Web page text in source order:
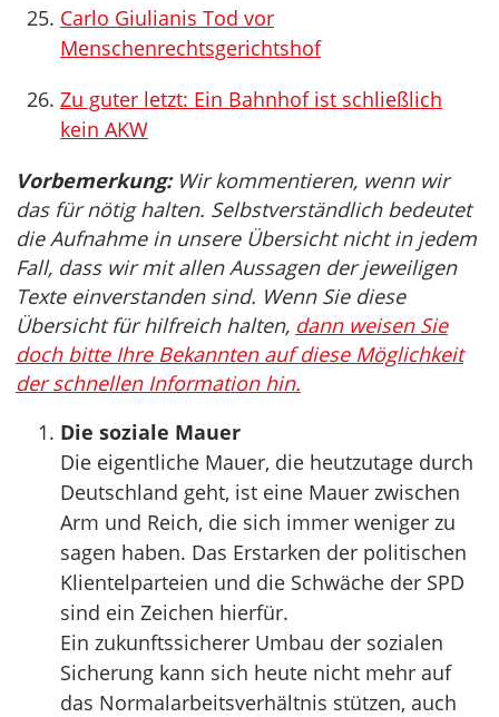
Carlo Giulianis Tod vor
Menschenrechtsgerichtshof
Zu guter letzt: Ein Bahnhof ist schließlich
kein AKW
Vorbemerkung:Wir kommentieren, wenn wir
das für nötig halten. Selbstverständlich bedeutet
die Aufnahme in unsere Übersicht nicht in jedem
Fall, dass wir mit allen Aussagen der jeweiligen
Texte einverstanden sind. Wenn Sie diese
Übersicht für hilfreich halten, dann weisen Sie
doch bitte Ihre Bekannten auf diese Möglichkeit
der schnellen Information hin.
Die soziale Mauer
Die eigentliche Mauer, die heutzutage durch
Deutschland geht, ist eine Mauer zwischen
Arm und Reich, die sich immer weniger zu
sagen haben. Das Erstarken der politischen
Klientelparteien und die Schwäche der SPD
sind ein Zeichen hierfür.
Ein zukunftssicherer Umbau der sozialen
Sicherung kann sich heute nicht mehr auf
das Normalarbeitsverhältnis stützen, auch